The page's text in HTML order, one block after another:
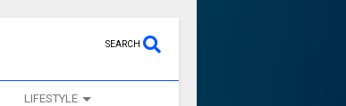
SEARCH
LIFESTYLE